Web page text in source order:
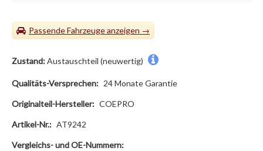
Passende Fahrzeuge
Zustand:Austauschteil (neuwertig)
Qualitäts-Versprechen: 24 Monate Garantie
Originalteil-Hersteller: COEPRO
Artikel-Nr.: AT9242
Vergleichs- und OE-Nummern: